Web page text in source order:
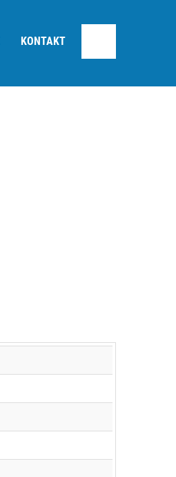
KONTAKT